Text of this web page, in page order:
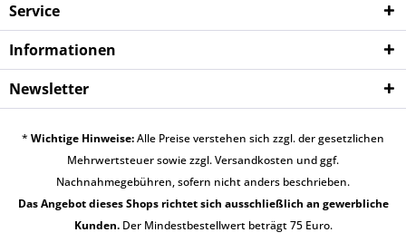
Service
Informationen
Newsletter
* Wichtige Hinweise:Alle Preise verstehen sich zzgl. der gesetzlichen
Mehrwertsteuer sowie zzgl.Versandkosten und ggf.
Nachnahmegebühren, sofern nicht anders beschrieben.
Das Angebot dieses Shops richtet sich ausschließlich an gewerbliche
Kunden.Der Mindestbestellwert beträgt 75 Euro.